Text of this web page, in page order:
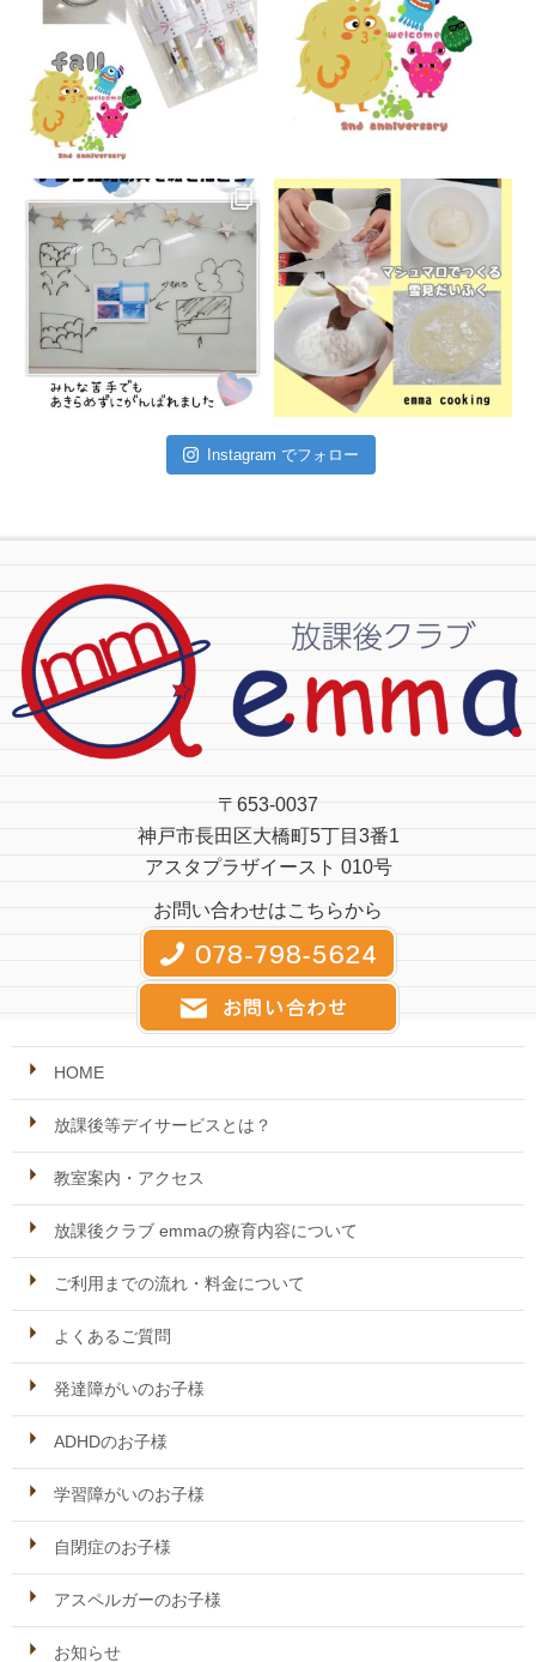
Instagram でフォロー
〒653-0037
神戸市長田区大橋町5丁目3番1
アスタプラザイースト 010号
お問い合わせはこちらから
HOME
放課後等デイサービスとは？
教室案内・アクセス
放課後クラブ emmaの療育内容について
ご利用までの流れ・料金について
よくあるご質問
発達障がいのお子様
ADHDのお子様
学習障がいのお子様
自閉症のお子様
アスペルガーのお子様
お知らせ